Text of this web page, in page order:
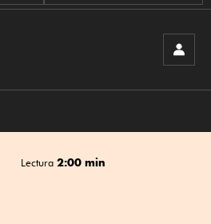
Lectura 2:00 min